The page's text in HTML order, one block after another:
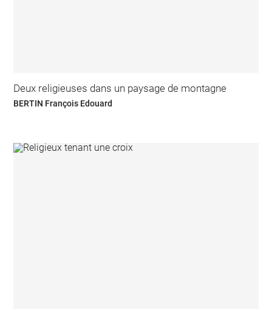
Deux religieuses dans un paysage de montagne
BERTIN François Edouard